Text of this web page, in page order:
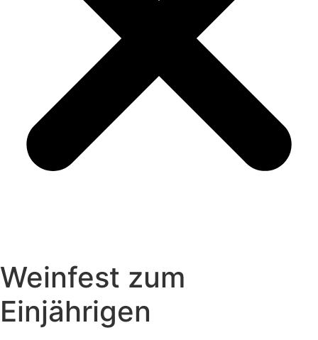
Weinfest zum
Einjährigen